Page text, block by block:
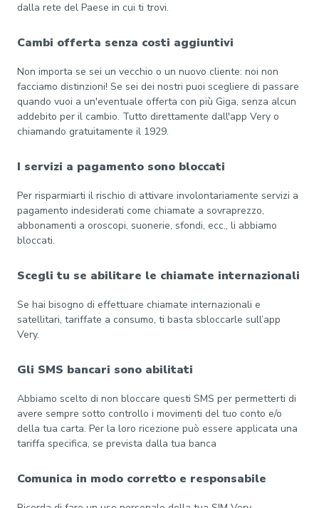
dalla rete del Paese in cui ti trovi.
Cambi offerta senza costi aggiuntivi
Non importa se sei un vecchio o un nuovo cliente: noi non
facciamo distinzioni! Se sei dei nostri puoi scegliere di passare
quando vuoi a un'eventuale offerta con più Giga, senza alcun
addebito per il cambio. Tutto direttamente dall'app Very o
chiamando gratuitamente il 1929.
I servizi a pagamento sono bloccati
Per risparmiarti il rischio di attivare involontariamente servizi a
pagamento indesiderati come chiamate a sovraprezzo,
abbonamenti a oroscopi, suonerie, sfondi, ecc., li abbiamo
bloccati.
Scegli tu se abilitare le chiamate internazionali
Se hai bisogno di effettuare chiamate internazionali e
satellitari, tariffate a consumo, ti basta sbloccarle sull’app
Very.
Gli SMS bancari sono abilitati
Abbiamo scelto di non bloccare questi SMS per permetterti di
avere sempre sotto controllo i movimenti del tuo conto e/o
della tua carta. Per la loro ricezione può essere applicata una
tariffa specifica, se prevista dalla tua banca
Comunica in modo corretto e responsabile